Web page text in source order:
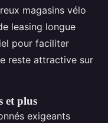
magasins vélo
leasing longue
pour faciliter
reste attractive sur
et plus
exigeants